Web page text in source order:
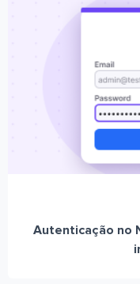
Autenticação no